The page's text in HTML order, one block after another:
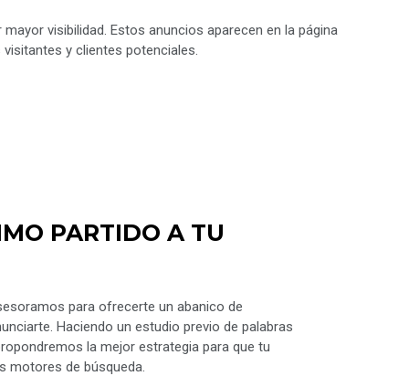
visibilidad. Estos anuncios aparecen en la página
y clientes potenciales.
PARTIDO A TU
para ofrecerte un abanico de
Haciendo un estudio previo de palabras
la mejor estrategia para que tu
motores de búsqueda.